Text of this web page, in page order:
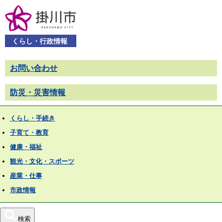
くらし・行政情報
お問い合わせ
防災・災害情報
くらし・手続き
子育て・教育
健康・福祉
観光・文化・スポーツ
産業・仕事
市政情報
検索